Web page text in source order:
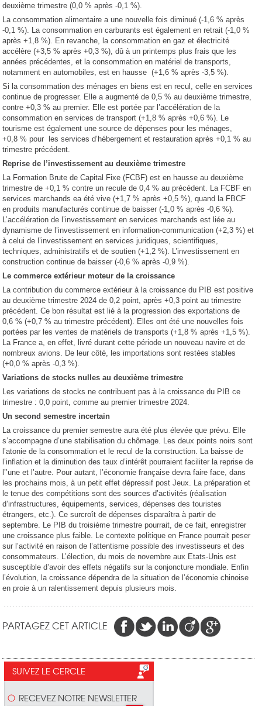
deuxième trimestre (0,0 % après -0,1 %).
La consommation alimentaire a une nouvelle fois diminué (-1,6 % après
-0,1 %). La consommation en carburants est également en retrait (-1,0 %
après +1,8 %). En revanche, la consommation en gaz et électricité
accélère (+3,5 % après +0,3 %), dû à un printemps plus frais que les
années précédentes, et la consommation en matériel de transports,
notamment en automobiles, est en hausse (+1,6 % après -3,5 %).
Si la consommation des ménages en biens est en recul, celle en services
continue de progresser. Elle a augmenté de 0,5 % au deuxième trimestre,
contre +0,3 % au premier. Elle est portée par l’accélération de la
consommation en services de transport (+1,8 % après +0,6 %). Le
tourisme est également une source de dépenses pour les ménages,
+0,8 % pour les services d’hébergement et restauration après +0,1 % au
trimestre précédent.
Reprise de l’investissement au deuxième trimestre
La Formation Brute de Capital Fixe (FCBF) est en hausse au deuxième
trimestre de +0,1 % contre un recule de 0,4 % au précédent. La FCBF en
services marchands ea été vive (+1,7 % après +0,5 %), quand la FBCF
en produits manufacturés continue de baisser (-1,0 % après -0,6 %).
L’accélération de l’investissement en services marchands est liée au
dynamisme de l’investissement en information-communication (+2,3 %) et
à celui de l’investissement en services juridiques, scientifiques,
techniques, administratifs et de soutien (+1,2 %). L’investissement en
construction continue de baisser (-0,6 % après -0,9 %).
Le commerce extérieur moteur de la croissance
La contribution du commerce extérieur à la croissance du PIB est positive
au deuxième trimestre 2024 de 0,2 point, après +0,3 point au trimestre
précédent. Ce bon résultat est lié à la progression des exportations de
0,6 % (+0,7 % au trimestre précédent). Elles ont été une nouvelles fois
portées par les ventes de matériels de transports (+1,8 % après +1,5 %).
La France a, en effet, livré durant cette période un nouveau navire et de
nombreux avions. De leur côté, les importations sont restées stables
(+0,0 % après -0,3 %).
Variations de stocks nulles au deuxième trimestre
Les variations de stocks ne contribuent pas à la croissance du PIB ce
trimestre : 0,0 point, comme au premier trimestre 2024.
Un second semestre incertain
La croissance du premier semestre aura été plus élevée que prévu. Elle
s’accompagne d’une stabilisation du chômage. Les deux points noirs sont
l’atonie de la consommation et le recul de la construction. La baisse de
l’inflation et la diminution des taux d’intérêt pourraient faciliter la reprise de
l’’une et l’autre. Pour autant, l’économie française devra faire face, dans
les prochains mois, à un petit effet dépressif post Jeux. La préparation et
le tenue des compétitions sont des sources d’activités (réalisation
d’infrastructures, équipements, services, dépenses des touristes
étrangers, etc.). Ce surcroît de dépenses disparaîtra à partir de
septembre. Le PIB du troisième trimestre pourrait, de ce fait, enregistrer
une croissance plus faible. Le contexte politique en France pourrait peser
sur l’activité en raison de l’attentisme possible des investisseurs et des
consommateurs. L’élection, du mois de novembre aux Etats-Unis est
susceptible d’avoir des effets négatifs sur la conjoncture mondiale. Enfin
l’évolution, la croissance dépendra de la situation de l’économie chinoise
en proie à un ralentissement depuis plusieurs mois.
PARTAGEZ CET ARTICLE
SUIVEZ LE CERCLE
RECEVEZ NOTRE NEWSLETTER